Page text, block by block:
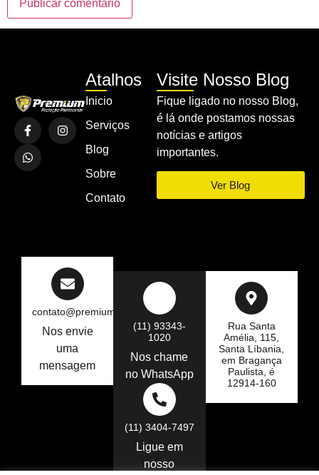
Atalhos
Inicio
Serviços
Blog
Sobre
Contato
Visite Nosso Blog
Fique ligado no nosso Blog,
é lá onde postamos nossas
notícias e artigos
importantes.
Ver Blog
contato@premiumseg.com.br
Nos envie
uma
mensagem
(11) 93343-
1020
Nos chame
no WhatsApp
(11) 3404-7497
Ligue em
nosso
Rua Santa
Amélia, 115,
Santa Líbania,
em Bragança
Paulista, é
12914-160